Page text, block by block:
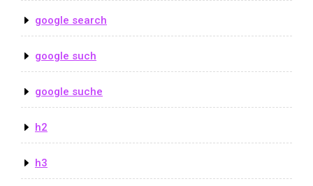
google search
google such
google suche
h2
h3